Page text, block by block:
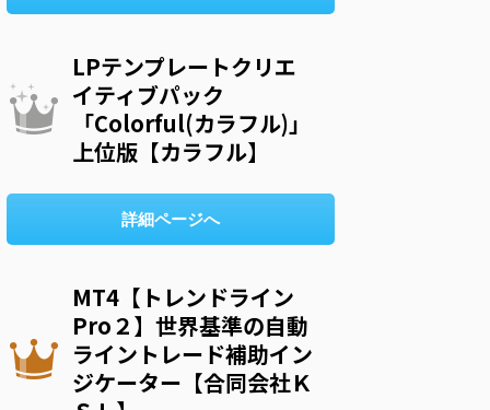
LPテンプレートクリエ
イティブパック
「Colorful(カラフル)」
上位版【カラフル】
詳細ページへ
MT4【トレンドライン
Pro２】世界基準の自動
ライントレード補助イン
ジケーター【合同会社Ｋ